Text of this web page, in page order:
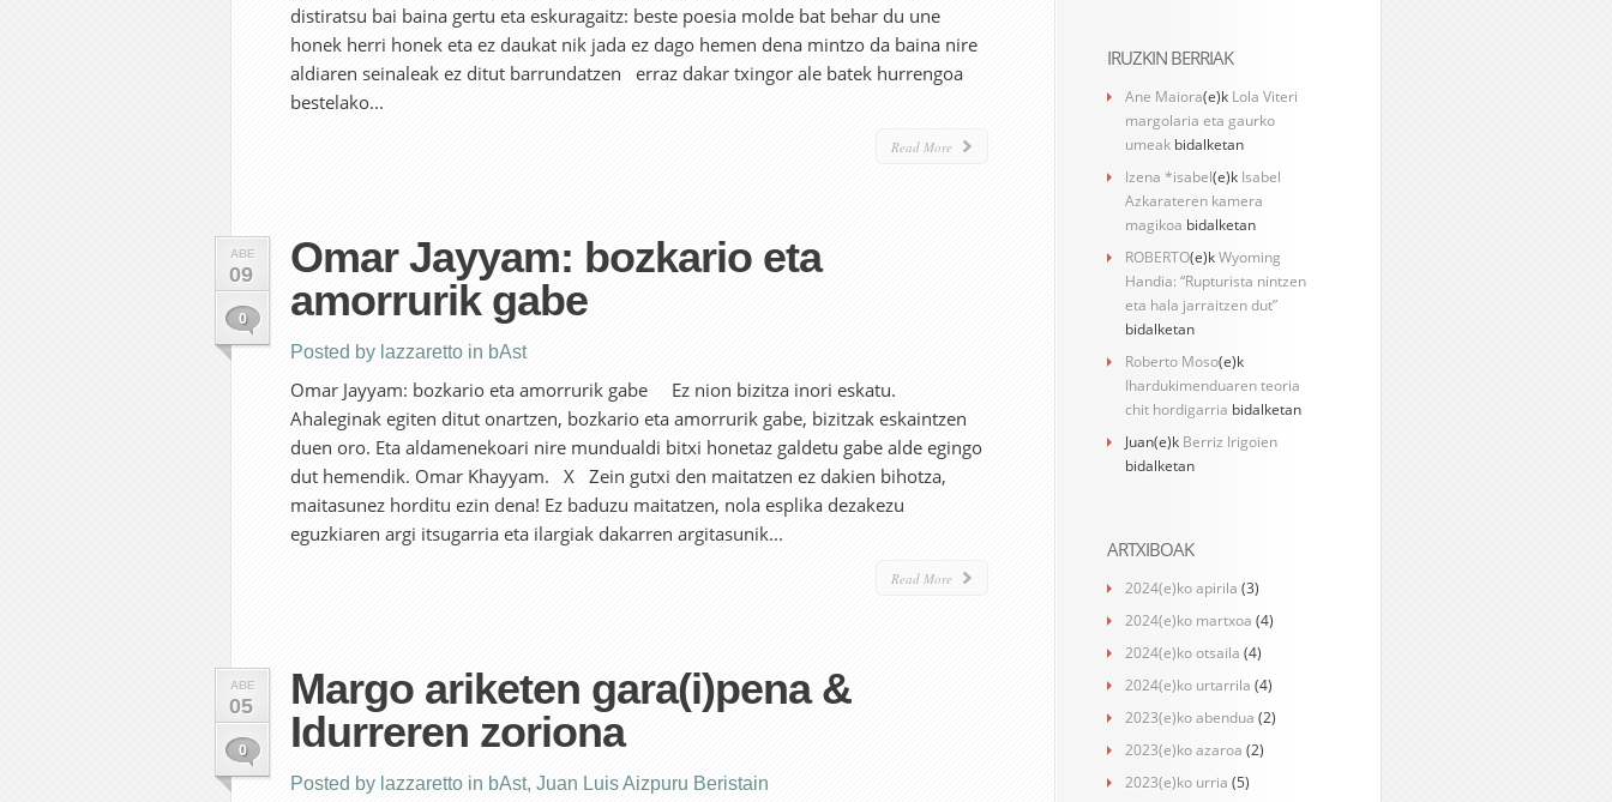
distiratsu bai baina gertu eta eskuragaitz: beste poesia molde bat behar du une
honek herri honek eta ez daukat nik jada ez dago hemen dena mintzo da baina nire
aldiaren seinaleak ez ditut barrundatzen erraz dakar txingor ale batek hurrengoa
bestelako...
Read More
ABE
09
0
Omar Jayyam: bozkario eta
amorrurik gabe
Posted by lazzaretto in bAst
Omar Jayyam: bozkario eta amorrurik gabe Ez nion bizitza inori eskatu.
Ahaleginak egiten ditut onartzen, bozkario eta amorrurik gabe, bizitzak eskaintzen
duen oro. Eta aldamenekoari nire mundualdi bitxi honetaz galdetu gabe alde egingo
dut hemendik. Omar Khayyam. X Zein gutxi den maitatzen ez dakien bihotza,
maitasunez horditu ezin dena! Ez baduzu maitatzen, nola esplika dezakezu
eguzkiaren argi itsugarria eta ilargiak dakarren argitasunik...
Read More
ABE
05
0
Margo ariketen gara(i)pena &
Idurreren zoriona
Posted by lazzaretto in bAst, Juan Luis Aizpuru Beristain
IRUZKIN BERRIAK
Ane Maiora(e)k Lola Viteri
margolaria eta gaurko
umeak bidalketan
Izena *isabel(e)k Isabel
Azkarateren kamera
magikoa bidalketan
ROBERTO(e)kWyoming
Handia: “Rupturista nintzen
eta hala jarraitzen dut”
bidalketan
Roberto Moso(e)k
Ihardukimenduaren teoria
chit hordigarria bidalketan
Juan(e)k Berriz Irigoien
bidalketan
ARTXIBOAK
2024(e)ko apirila (3)
2024(e)ko martxoa (4)
2024(e)ko otsaila (4)
2024(e)ko urtarrila (4)
2023(e)ko abendua (2)
2023(e)ko azaroa (2)
2023(e)ko urria (5)